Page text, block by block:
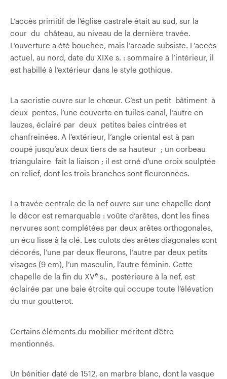
L’accès primitif de l’église castrale était au sud, sur la
cour du château, au niveau de la dernière travée.
L’ouverture a été bouchée, mais l’arcade subsiste. L’accès
actuel, au nord, date du XIXe s. : sommaire à l’intérieur, il
est habillé à l’extérieur dans le style gothique.
La sacristie ouvre sur le chœur. C’est un petit bâtiment à
deux pentes, l’une couverte en tuiles canal, l’autre en
lauzes, éclairé par deux petites baies cintrées et
chanfreinées. A l’extérieur, l’angle oriental est à pan
coupé jusqu’aux deux tiers de sa hauteur ; un corbeau
triangulaire fait la liaison ; il est orné d’une croix sculptée
en relief, dont les trois branches sont fleuronnées.
La travée centrale de la nef ouvre sur une chapelle dont
le décor est remarquable : voûte d’arêtes, dont les fines
nervures sont complétées par deux arêtes orthogonales,
un écu lisse à la clé. Les culots des arêtes diagonales sont
décorés, l’une par deux fleurons, l’autre par deux petits
visages (9 cm), l’un masculin, l’autre féminin. Cette
chapelle de la fin du XVe s., postérieure à la nef, est
éclairée par une baie étroite qui occupe toute l’élévation
du mur goutterot.
Certains éléments du mobilier méritent d’être
mentionnés.
Un bénitier daté de 1512, en marbre blanc, dont la vasque